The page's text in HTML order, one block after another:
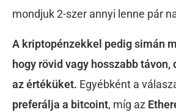
mondjuk 2-szer annyi lenne pár
A kriptopénzekkel pedig simán
hogy rövid vagy hosszabb távon,
az értéküket. Egyébként a
preferálja a bitcoint, míg az